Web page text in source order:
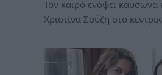
Τον καιρό ενόψει κάυσωνα
Χριστίνα Σούζη στο